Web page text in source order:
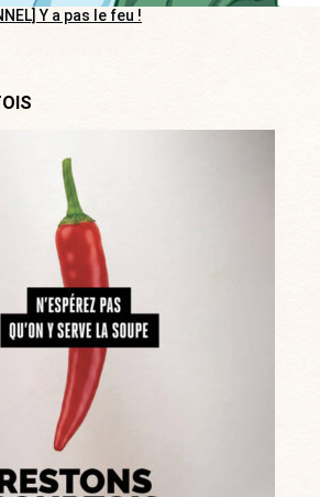
Y a pas le feu !